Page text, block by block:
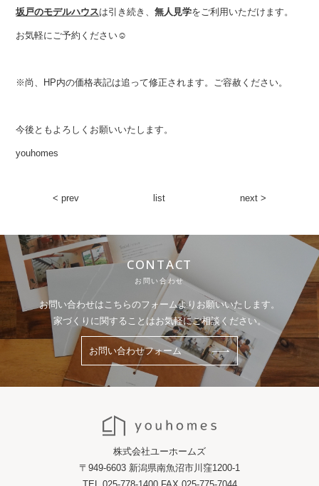
坂戸のモデルハウスは引き続き、無人見学をご利用いただけます。
お気軽にご予約ください☺︎
※尚、HP内の価格表記は追って修正されます。ご容赦ください。
今後ともよろしくお願いいたします。
youhomes
< prev list next >
CONTACT
お問い合わせ
お問い合わせはこちらのフォームよりお願いいたします。
家づくりに関することはお気軽にご相談ください。
お問い合わせフォーム
株式会社ユーホームズ
〒949-6603 新潟県南魚沼市川窪1200-1